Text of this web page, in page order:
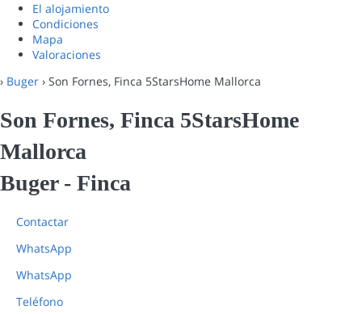
El alojamiento
Condiciones
Mapa
Valoraciones
› Buger › Son Fornes, Finca 5StarsHome Mallorca
Son Fornes, Finca 5StarsHome
Mallorca
Buger - Finca
Contactar
WhatsApp
WhatsApp
Teléfono